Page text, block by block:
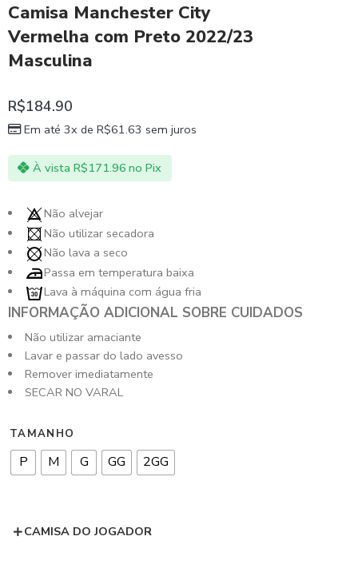
Camisa Manchester City
Vermelha com Preto 2022/23
Masculina
R$184.90
Em até 3x de R$61.63 sem juros
À vista R$171.96 no Pix
Não alvejar
Não utilizar secadora
Não lava a seco
Passa em temperatura baixa
Lava à máquina com água fria
INFORMAÇÃO ADICIONAL SOBRE CUIDADOS
Não utilizar amaciante
Lavar e passar do lado avesso
Remover imediatamente
SECAR NO VARAL
TAMANHO
P M G GG 2GG
CAMISA DO JOGADOR